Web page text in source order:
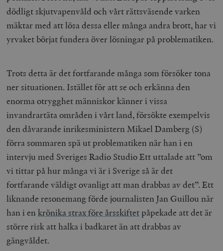
dödligt skjutvapenvåld och vårt rättsväsende varken
mäktar med att lösa dessa eller många andra brott, har vi
yrvaket börjat fundera över lösningar på problematiken.
Trots detta är det fortfarande många som försöker tona
ner situationen. Istället för att se och erkänna den
enorma otrygghet människor känner i vissa
invandrartäta områden i vårt land, försökte exempelvis
den dåvarande inrikesministern Mikael Damberg (S)
förra sommaren spä ut problematiken när han i en
intervju med Sveriges Radio Studio Ett uttalade att ”om
vi tittar på hur många vi är i Sverige så är det
fortfarande väldigt ovanligt att man drabbas av det”. Ett
liknande resonemang förde journalisten Jan Guillou när
han i enkrönika strax före årsskiftet påpekade att det är
större risk att halka i badkaret än att drabbas av
gängvåldet.